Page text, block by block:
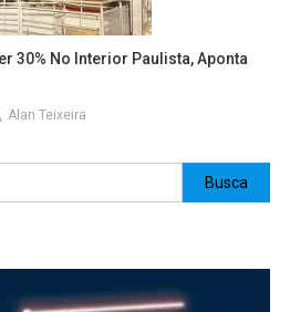
30% No Interior Paulista, Aponta
Alan Teixeira
Busca